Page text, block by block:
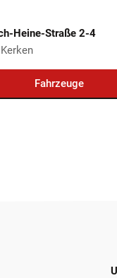
Heine-Straße 2-4
Fahrzeuge